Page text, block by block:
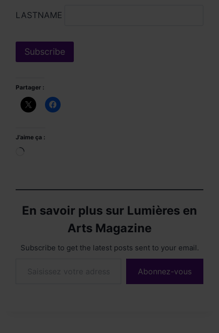
LASTNAME
Partager :
J’aime ça :
Chargement…
En savoir plus sur Lumières en
Arts Magazine
Subscribe to get the latest posts sent to your email.
Abonnez-vous